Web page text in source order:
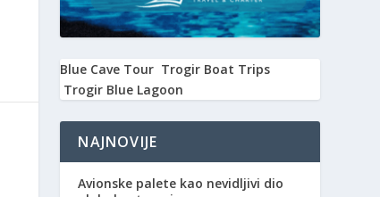
Blue Cave Tour Trogir Boat Trips
Trogir Blue Lagoon
NAJNOVIJE
Avionske palete kao nevidljivi dio